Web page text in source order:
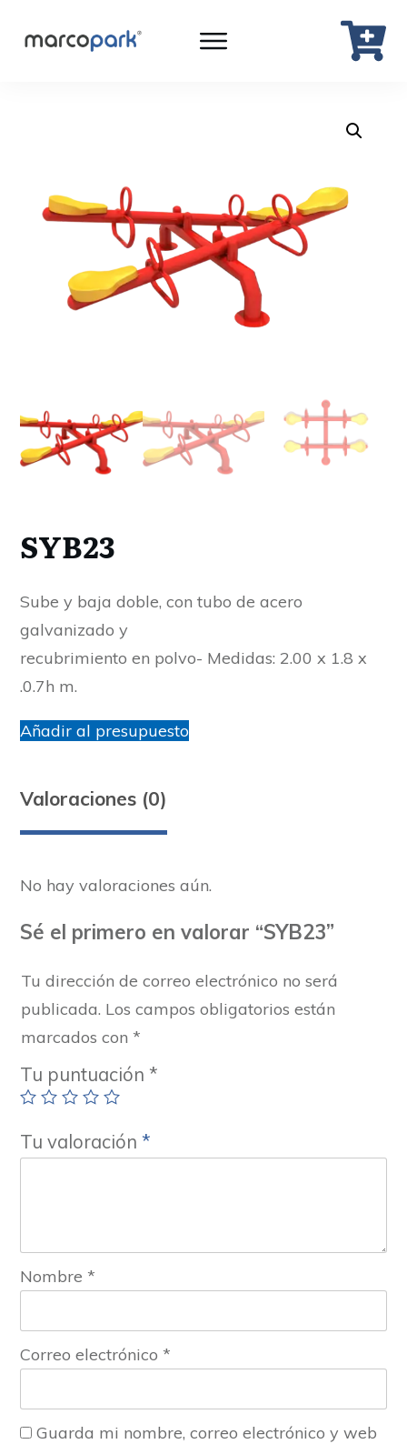
SYB23
Sube y baja doble, con tubo de acero
galvanizado y
recubrimiento en polvo- Medidas: 2.00 x 1.8 x
.0.7h m.
Añadir al presupuesto
Valoraciones (0)
No hay valoraciones aún.
Sé el primero en valorar “SYB23”
Tu dirección de correo electrónico no será
publicada. Los campos obligatorios están
marcados con *
Tu puntuación *
Tu valoración *
Nombre *
Correo electrónico *
Guarda mi nombre, correo electrónico y web